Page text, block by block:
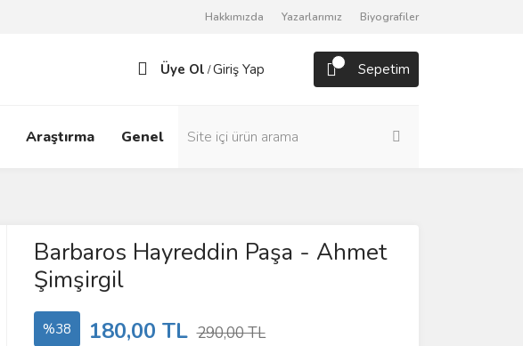
Hakkımızda Yazarlarımız Biyografiler
Üye Ol /Giriş Yap Sepetim
Araştırma Genel Roman
Barbaros Hayreddin Paşa - Ahmet
Şimşirgil
%38 180,00 TL 290,00 TL